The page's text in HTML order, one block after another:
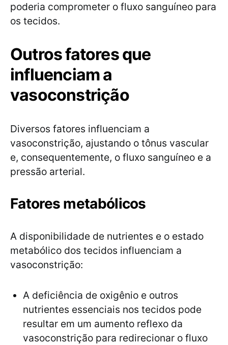
poderia comprometer o fluxo sanguíneo para
os tecidos.
Outros fatores que
influenciam a
vasoconstrição
Diversos fatores influenciam a
vasoconstrição, ajustando o tônus vascular
e, consequentemente, o fluxo sanguíneo e a
pressão arterial.
Fatores metabólicos
A disponibilidade de nutrientes e o estado
metabólico dos tecidos influenciam a
vasoconstrição:
A deficiência de oxigênio e outros
nutrientes essenciais nos tecidos pode
resultar em um aumento reflexo da
vasoconstrição para redirecionar o fluxo